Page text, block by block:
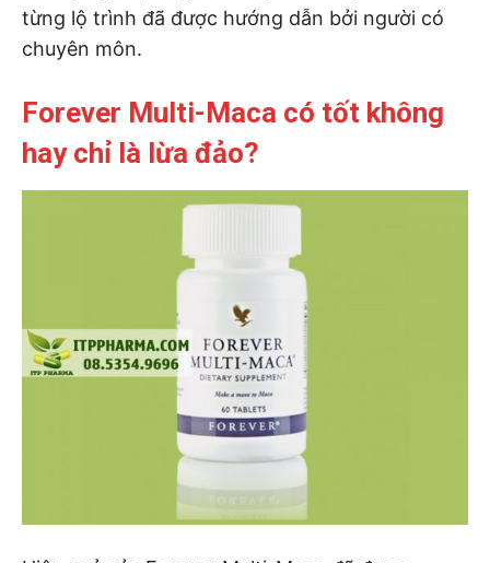
từng lộ trình đã được hướng dẫn bởi người có
chuyên môn.
Forever Multi-Maca có tốt không
hay chỉ là lừa đảo?